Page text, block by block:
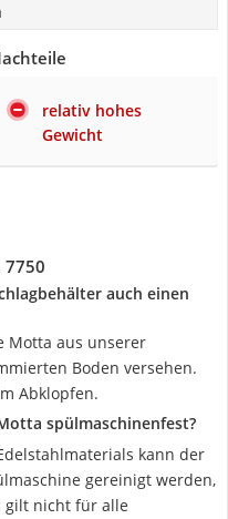
relativ hohes
Gewicht
auch einen
Motta aus unserer
Boden versehen.
Abklopfen.
spülmaschinenfest?
kann der
gereinigt werden,
gilt nicht für alle